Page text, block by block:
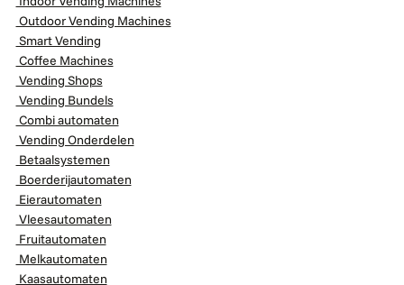
Outdoor Vending Machines
Smart Vending
Coffee Machines
Vending Shops
Vending Bundels
Combi automaten
Vending Onderdelen
Betaalsystemen
Boerderijautomaten
Eierautomaten
Vleesautomaten
Fruitautomaten
Melkautomaten
Kaasautomaten